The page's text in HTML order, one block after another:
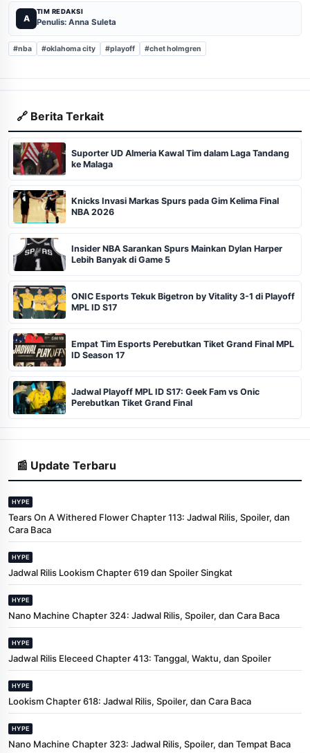
A
TIM REDAKSI
Penulis: Anna Suleta
#nba #oklahoma city #playoff #chet holmgren
🔗 Berita Terkait
Suporter UD Almeria Kawal Tim dalam Laga Tandang
ke Malaga
Knicks Invasi Markas Spurs pada Gim Kelima Final
NBA 2026
Insider NBA Sarankan Spurs Mainkan Dylan Harper
Lebih Banyak di Game 5
ONIC Esports Tekuk Bigetron by Vitality 3-1 di Playoff
MPL ID S17
Empat Tim Esports Perebutkan Tiket Grand Final MPL
ID Season 17
Jadwal Playoff MPL ID S17: Geek Fam vs Onic
Perebutkan Tiket Grand Final
📰 Update Terbaru
HYPE
Tears On A Withered Flower Chapter 113: Jadwal Rilis, Spoiler, dan
Cara Baca
HYPE
Jadwal Rilis Lookism Chapter 619 dan Spoiler Singkat
HYPE
Nano Machine Chapter 324: Jadwal Rilis, Spoiler, dan Cara Baca
HYPE
Jadwal Rilis Eleceed Chapter 413: Tanggal, Waktu, dan Spoiler
HYPE
Lookism Chapter 618: Jadwal Rilis, Spoiler, dan Cara Baca
HYPE
Nano Machine Chapter 323: Jadwal Rilis, Spoiler, dan Tempat Baca